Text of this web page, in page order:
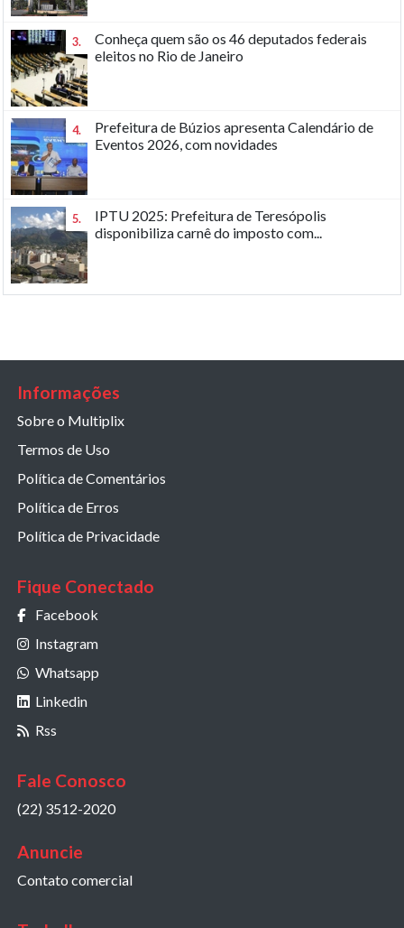
3.
Conheça quem são os 46 deputados federais
eleitos no Rio de Janeiro
4.
Prefeitura de Búzios apresenta Calendário de
Eventos 2026, com novidades
5.
IPTU 2025: Prefeitura de Teresópolis
disponibiliza carnê do imposto com...
Informações
Sobre o Multiplix
Termos de Uso
Política de Comentários
Política de Erros
Política de Privacidade
Fique Conectado
Facebook
Instagram
Whatsapp
Linkedin
Rss
Fale Conosco
(22) 3512-2020
Anuncie
Contato comercial